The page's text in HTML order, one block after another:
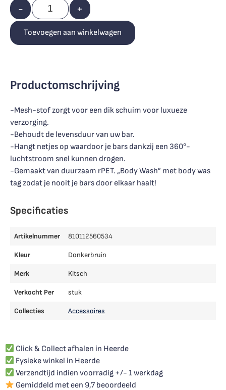
- +
Toevoegen aan winkelwagen
Productomschrijving
-Mesh-stof zorgt voor een dik schuim voor luxueze
verzorging.
-Behoudt de levensduur van uw bar.
-Hangt netjes op waardoor je bars dankzij een 360°-
luchtstroom snel kunnen drogen.
-Gemaakt van duurzaam rPET. „Body Wash” met body was
tag zodat je nooit je bars door elkaar haalt!
Specificaties
Artikelnummer 810112560534
Kleur Donkerbruin
Merk Kitsch
Verkocht Per stuk
Collecties Accessoires
Click & Collect afhalen in Heerde
Fysieke winkel in Heerde
Verzendtijd indien voorradig +/- 1 werkdag
Gemiddeld met een 9,7 beoordeeld